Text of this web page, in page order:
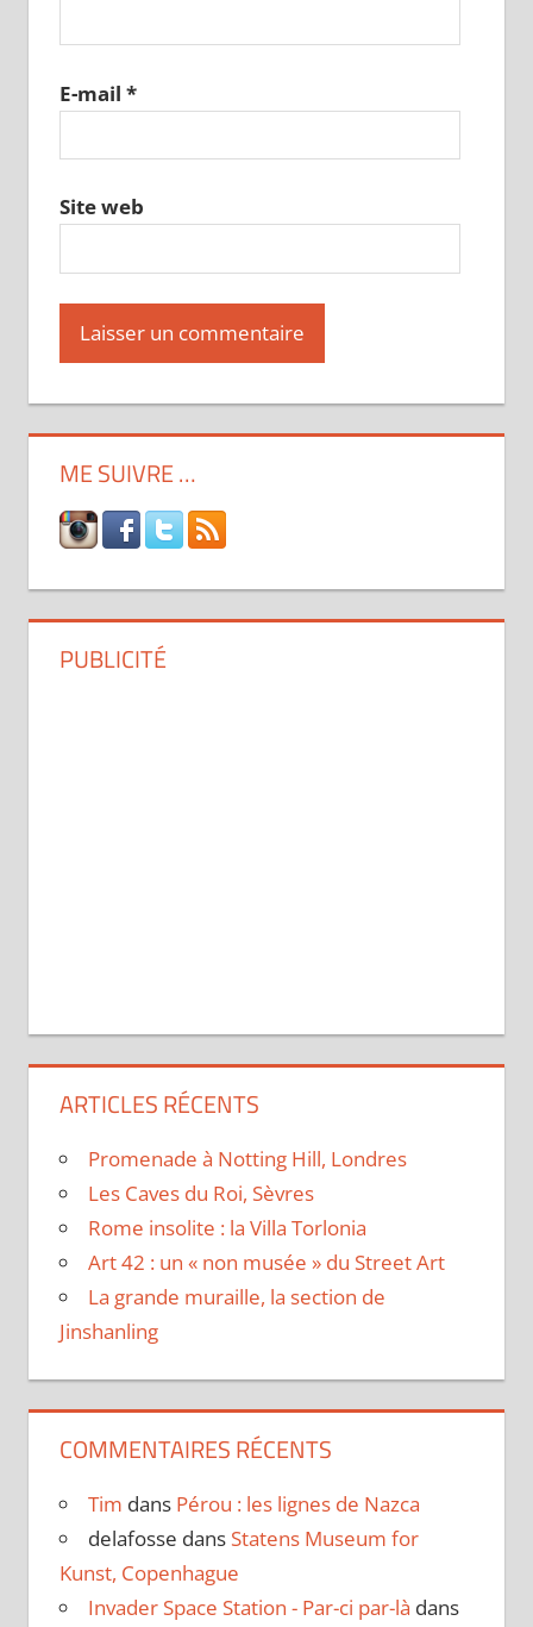
E-mail *
Site web
ME SUIVRE …
PUBLICITÉ
ARTICLES RÉCENTS
Promenade à Notting Hill, Londres
Les Caves du Roi, Sèvres
Rome insolite : la Villa Torlonia
Art 42 : un « non musée » du Street Art
La grande muraille, la section de
Jinshanling
COMMENTAIRES RÉCENTS
Tim dans Pérou : les lignes de Nazca
delafosse dans Statens Museum for
Kunst, Copenhague
Invader Space Station - Par-ci par-là dans